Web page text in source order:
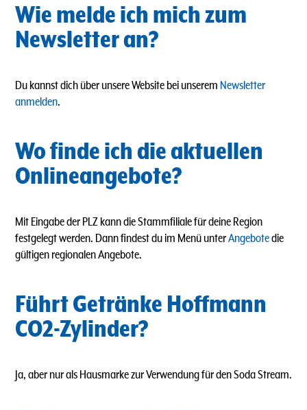
Wie melde ich mich zum
Newsletter an?
Du kannst dich über unsere Website bei unserem Newsletter
anmelden.
Wo finde ich die aktuellen
Onlineangebote?
Mit Eingabe der PLZ kann die Stammfiliale für deine Region
festgelegt werden. Dann findest du im Menü unterAngebotedie
gültigen regionalen Angebote.
Führt Getränke Hoffmann
CO2-Zylinder?
Ja, aber nur als Hausmarke zur Verwendung für den Soda Stream.